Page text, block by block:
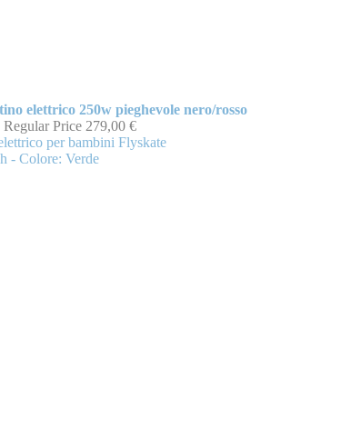
elettrico 250w pieghevole nero/rosso
Regular Price 279,00 €